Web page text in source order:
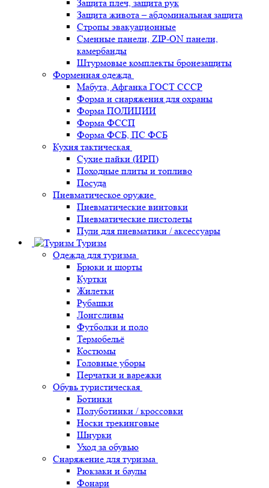
Защита плеч, защита рук
Защита живота – абдоминальная защита
Стропы эвакуационные
Сменные панели, ZIP-ON панели,
камербанды
Штурмовые комплекты бронезащиты
Форменная одежда
Мабута, Афганка ГОСТ СССР
Форма и снаряжения для охраны
Форма ПОЛИЦИИ
Форма ФССП
Форма ФСБ, ПС ФСБ
Кухня тактическая
Сухие пайки (ИРП)
Походные плиты и топливо
Посуда
Пневматическое оружие
Пневматические винтовки
Пневматические пистолеты
Пули для пневматики / аксессуары
Туризм
Одежда для туризма
Брюки и шорты
Куртки
Жилетки
Рубашки
Лонгсливы
Футболки и поло
Термобельё
Костюмы
Головные уборы
Перчатки и варежки
Обувь туристическая
Ботинки
Полуботинки / кроссовки
Носки трекинговые
Шнурки
Уход за обувью
Снаряжение для туризма
Рюкзаки и баулы
Фонари